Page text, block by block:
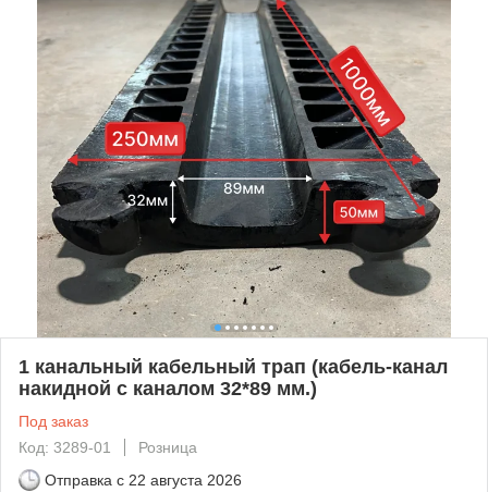
1 канальный кабельный трап (кабель-канал
накидной с каналом 32*89 мм.)
Под заказ
Код: 3289-01
Розница
Отправка с 22 августа 2026